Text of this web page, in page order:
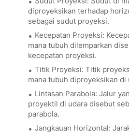
diproyeksikan terhadap
sebagai sudut proyeksi.
Kecepatan Proyeksi:
mana tubuh dilemparkan
kecepatan proyeksi.
Titik Proyeksi: Titik
mana tubuh diproyeksikan di
Lintasan Parabola: Jalur
proyektil di udara disebut
parabola.
Jangkauan Horizontal: